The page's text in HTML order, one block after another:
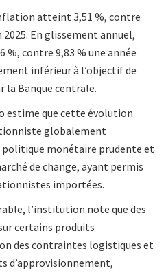
atteint 3,51 %, contre
2025. En glissement annuel,
%, contre 9,83 % une année
inférieur à l’objectif de
la Banque centrale.
estime que cette évolution
globalement
politique monétaire prudente et
de change, ayant permis
importées.
l’institution note que des
certains produits
des contraintes logistiques et
d’approvisionnement,